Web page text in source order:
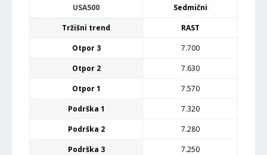
USA500
Sedmični
Tržišni trend
RAST
Otpor 3
7.700
Otpor 2
7.630
Otpor 1
7.570
Podrška 1
7.320
Podrška 2
7.280
Podrška 3
7.250